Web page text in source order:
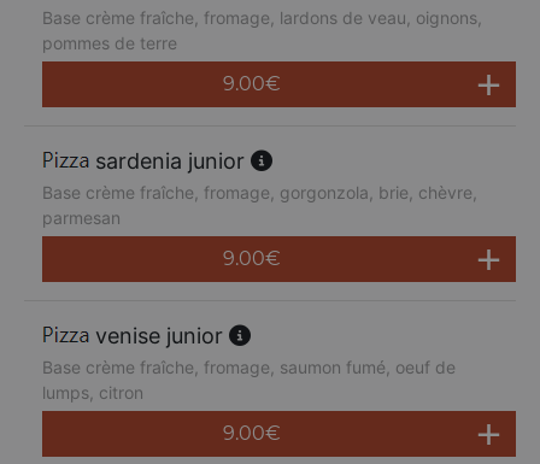
Base crème fraîche, fromage, lardons de veau, oignons,
pommes de terre
9.00€
sardenia junior
Base crème fraîche, fromage, gorgonzola, brie, chèvre,
parmesan
9.00€
venise junior
Base crème fraîche, fromage, saumon fumé, oeuf de
lumps, citron
9.00€